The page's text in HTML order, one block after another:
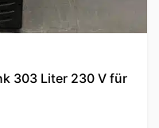
303 Liter 230 V für